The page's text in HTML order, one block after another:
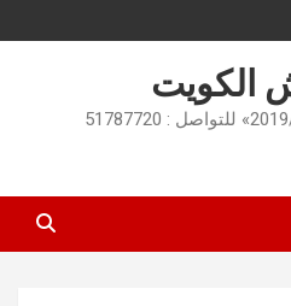
الكويت